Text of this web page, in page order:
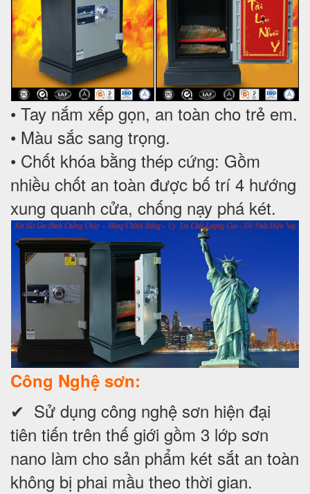
• Tay nắm xếp gọn, an toàn cho trẻ em.
• Màu sắc sang trọng.
• Chốt khóa bằng thép cứng: Gồm
nhiều chốt an toàn được bố trí 4 hướng
xung quanh cửa, chống nạy phá két.
Công Nghệ sơn:
✔ Sử dụng công nghệ sơn hiện đại
tiên tiến trên thế giới gồm 3 lớp sơn
nano làm cho sản phẩm két sắt an toàn
không bị phai mầu theo thời gian.